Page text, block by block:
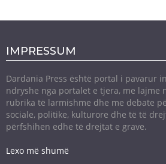
IMPRESSUM
Dardania Press është portal i pavarur
ndryshe nga portalet e tjera, me lajme
rubrika të larmishme dhe me debate
sociale, politike, kulturore dhe të të
përfshihen edhe të drejtat e grave.
Lexo më shumë